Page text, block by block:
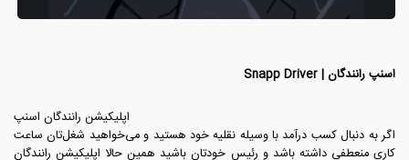
اسنپ رانندگان | Snapp Driver
اپلیکیشن رانندگان اسنپ
‏اگر به دنبال کسب درآمد با وسیله نقلیه خود هستید و می‌خواهید شغل‌تان ساعت
کاری منعطفی داشته باشد و رئیس خودتان باشید همین حالا اپلیکیشن رانندگان